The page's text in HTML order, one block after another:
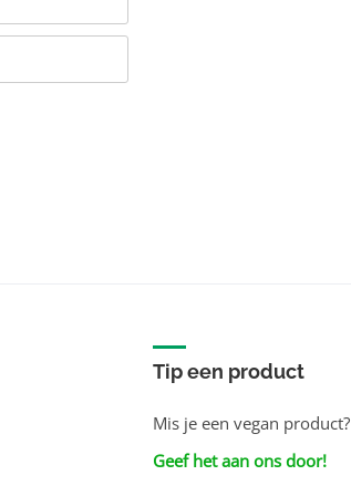
Tip een product
Mis je een vegan product?
Geef het aan ons door!